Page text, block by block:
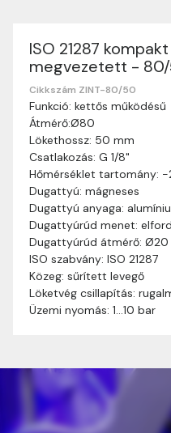
ISO 21287
megvezetett -
Cikkszám ZINT-80/50
Funkció: kettős működésű
Átmérő:Ø80
Lökethossz: 50 mm
Csatlakozás: G 1/8"
Hőmérséklet tartomány: -
Dugattyú: mágneses
Dugattyú anyaga:
Dugattyúrúd menet:
Dugattyúrúd átmérő: Ø20
ISO szabvány: ISO 21287
Közeg: sűrített levegő
Löketvég csillapítás:
Üzemi nyomás: 1…10 bar
Szállítási
Nagyon köszönjük, hogy
vásárlásaitokhoz. Az
információinkat, hogy a
zökkenőmentesen
Szállítási idő:
munkanapon belül
valamilyen okból
ideig tart, előre
Szállítási díj: A
és a szállítási cím
díjat a vásárlás
mielőtt a rendelést